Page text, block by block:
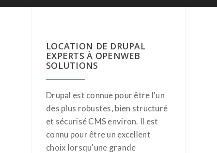
LOCATION DE DRUPAL
EXPERTS À OPENWEB
SOLUTIONS
Drupal est connue pour être l'un
des plus robustes, bien structuré
et sécurisé CMS environ. Il est
connu pour être un excellent
choix lorsqu'une grande